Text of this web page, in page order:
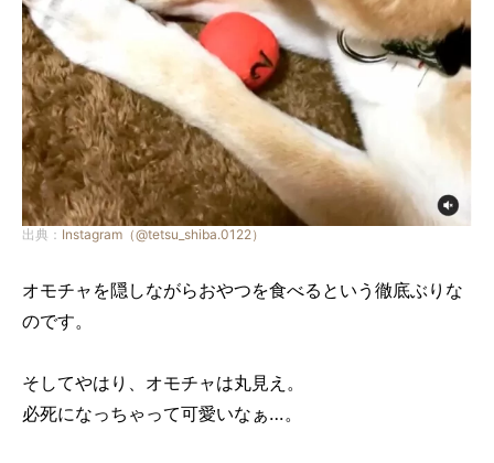
出典： Instagram（@tetsu_shiba.0122）
オモチャを隠しながらおやつを食べるという徹底ぶりな
のです。
そしてやはり、オモチャは丸見え。
必死になっちゃって可愛いなぁ…。